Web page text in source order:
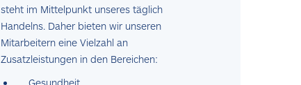
steht im Mittelpunkt unseres täglich
Handelns. Daher bieten wir unseren
Mitarbeitern eine Vielzahl an
Zusatzleistungen in den Bereichen:
Gesundheit